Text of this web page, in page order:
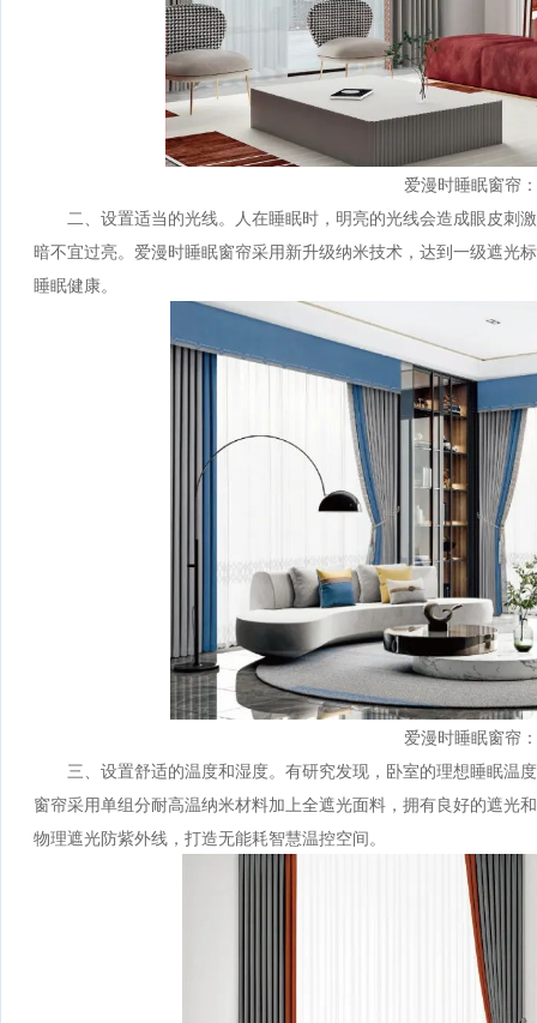
爱漫时睡眠窗帘
二、设置适当的光线。人在睡眠时，明亮的光线会造成眼皮刺
暗不宜过亮。爱漫时睡眠窗帘采用新升级纳米技术，达到一级遮光
睡眠健康。
爱漫时睡眠窗帘
三、设置舒适的温度和湿度。有研究发现，卧室的理想睡眠
窗帘采用单组分耐高温纳米材料加上全遮光面料，拥有良好的遮光
物理遮光防紫外线，打造无能耗智慧温控空间。